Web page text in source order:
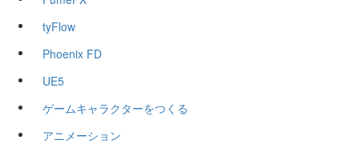
tyFlow
Phoenix FD
UE5
ゲームキャラクターをつくる
アニメーション